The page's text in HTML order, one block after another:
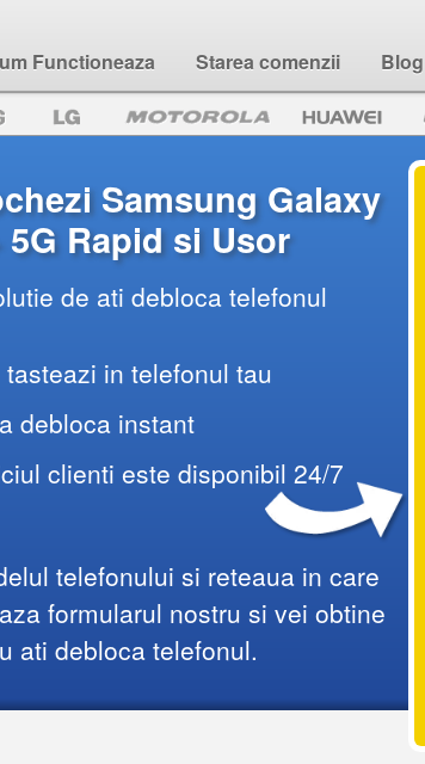
Functioneaza Starea comenzii Blog
Samsung Galaxy
5G Rapid si Usor
de ati debloca telefonul
in telefonul tau
debloca instant
clienti este disponibil 24/7
telefonului si reteaua in care
formularul nostru si vei obtine
ati debloca telefonul.